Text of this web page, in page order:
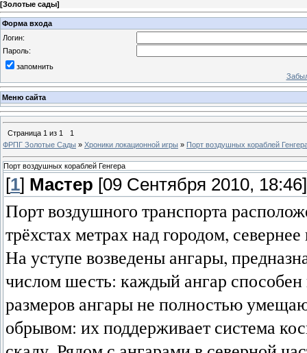
[Золотые сады]
Форма входа
Логин:
Пароль:
запомнить
Меню сайта
Страница 1 из 1
1
ФРПГ Золотые Сады » Хроники локационной игры » Порт воздушных кораблей
Порт воздушных кораблей Генгера
[1] Мастер [09 Сентября 2010, 18:46]
Порт воздушного транспорта
трёхстах метрах над городом,
На уступе возведены ангары,
числом шесть: каждый ангар способен
размеров ангары не полностью
обрывом: их поддерживает система